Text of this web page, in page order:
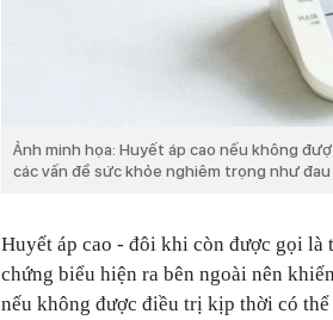
Ảnh minh họa: Huyết áp cao nếu không
các vấn đề sức khỏe nghiêm trọng như
Huyết áp cao - đôi khi còn được gọi
chứng biểu hiện ra bên ngoài nên
nếu không được điều trị kịp thời có